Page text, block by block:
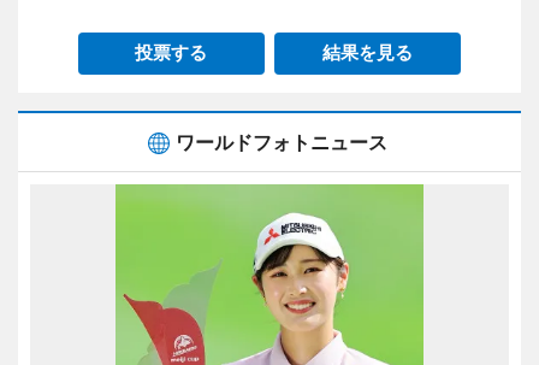
投票する 結果を見る
ワールドフォトニュース